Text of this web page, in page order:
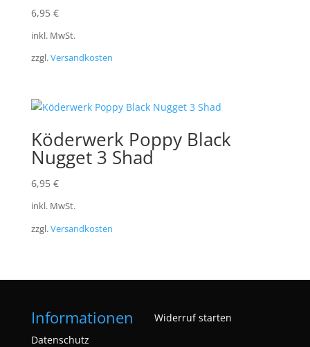
6,95 €
inkl. MwSt.
zzgl.Versandkosten
Köderwerk Poppy Black
Nugget 3 Shad
6,95 €
inkl. MwSt.
zzgl.Versandkosten
Informationen
Datenschutz
Widerruf starten